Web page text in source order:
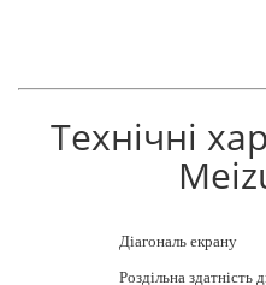
Технічні
Діагональ екрану
Роздільна здатність